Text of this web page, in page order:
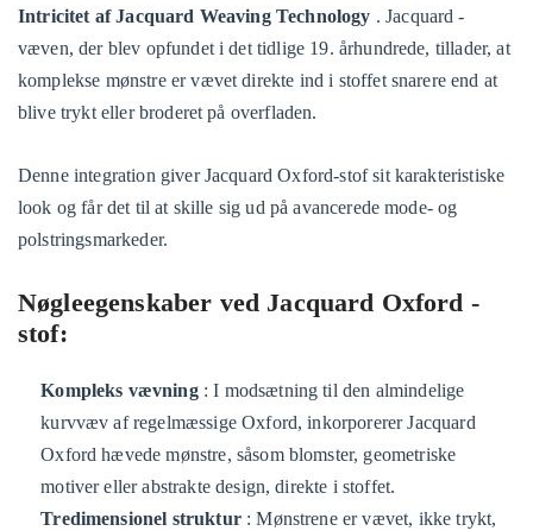
Intricitet af Jacquard Weaving Technology . Jacquard -
væven, der blev opfundet i det tidlige 19. århundrede, tillader, at
komplekse mønstre er vævet direkte ind i stoffet snarere end at
blive trykt eller broderet på overfladen.
Denne integration giver Jacquard Oxford-stof sit karakteristiske
look og får det til at skille sig ud på avancerede mode- og
polstringsmarkeder.
Nøgleegenskaber ved Jacquard Oxford -
stof:
Kompleks vævning : I modsætning til den almindelige
kurvvæv af regelmæssige Oxford, inkorporerer Jacquard
Oxford hævede mønstre, såsom blomster, geometriske
motiver eller abstrakte design, direkte i stoffet.
Tredimensionel struktur : Mønstrene er vævet, ikke trykt,